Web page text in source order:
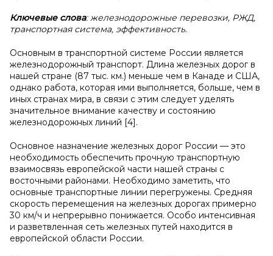
Ключевые слова: железнодорожные перевозки, РЖД,
транспортная система, эффективность.
Основным в транспортной системе России является
железнодорожный транспорт. Длина железных дорог в
нашей стране (87 тыс. км.) меньше чем в Канаде и США,
однако работа, которая ими выполняется, больше, чем в
иных странах мира, в связи с этим следует уделять
значительное внимание качеству и состоянию
железнодорожных линий [4].
Основное назначение железных дорог России — это
необходимость обеспечить прочную транспортную
взаимосвязь европейской части нашей страны с
восточными районами. Необходимо заметить, что
основные транспортные линии перегружены. Средняя
скорость перемещения на железных дорогах примерно
30 км/ч и непрерывно понижается. Особо интенсивная
и разветвленная сеть железных путей находится в
европейской области России.